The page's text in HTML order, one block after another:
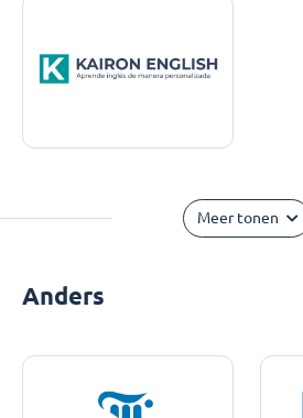
Meer tonen
Anders